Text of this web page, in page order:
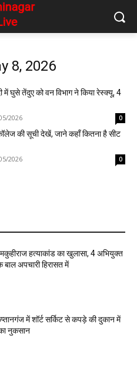
8, 2026
में घुसे तेंदुए को वन विभाग ने किया रेस्क्यू, 4
2026 0
की सूची देखें, जाने कहाँ कितना है सीट
2026 0
हत्याकांड का खुलासा, 4 अभियुक्त
बाल अपचारी हिरासत में
में शॉर्ट सर्किट से कपड़े की दुकान में
नुकसान